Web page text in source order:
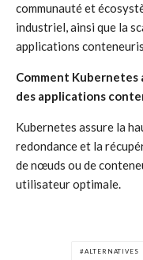
communauté et
industriel, ainsi que la
applications
Comment
des applications
Kubernetes assure la
redondance et la
de nœuds ou de
utilisateur optimale.
ALTERNATIVES